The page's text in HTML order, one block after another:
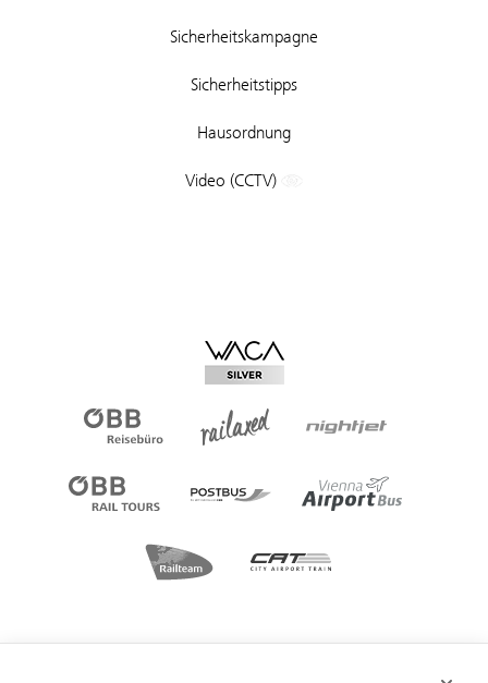
Sicherheitskampagne
Sicherheitstipps
Hausordnung
Video (CCTV)